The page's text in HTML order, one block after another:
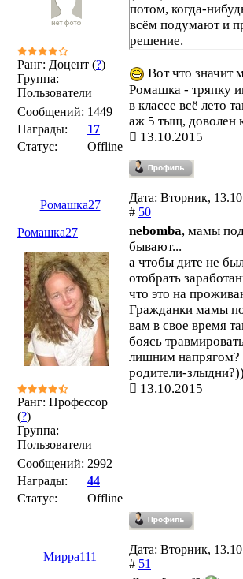
Ранг: Доцент (?)
Группа:
Пользователи
Сообщений: 1449
Награды:
17
Статус:
Offline
потом, когда-
всём подумают и
решение.
Вот что значит
Ромашка - тряпку
в классе всё лето
аж 5 тыщ, доволен
13.10.2015
Ромашка27
Дата: Вторник,
# 50
Ромашка27
Ранг: Профессор
(?)
Группа:
Пользователи
Сообщений: 2992
Награды:
44
Статус:
Offline
nebomba, мамы
бывают...
а чтобы дите не
отобрать
что это на
Гражданки мамы
вам в свое время
боясь
лишним напрягом?
родители-
13.10.2015
Мирра111
Дата: Вторник,
# 51